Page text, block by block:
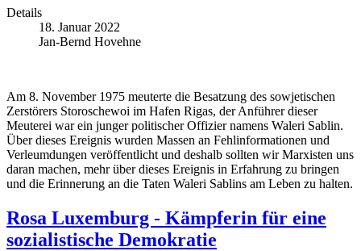
Details
18. Januar 2022
Jan-Bernd Hovehne
Am 8. November 1975 meuterte die Besatzung des sowjetischen
Zerstörers Storoschewoi im Hafen Rigas, der Anführer dieser
Meuterei war ein junger politischer Offizier namens Waleri Sablin.
Über dieses Ereignis wurden Massen an Fehlinformationen und
Verleumdungen veröffentlicht und deshalb sollten wir Marxisten uns
daran machen, mehr über dieses Ereignis in Erfahrung zu bringen
und die Erinnerung an die Taten Waleri Sablins am Leben zu halten.
Rosa Luxemburg - Kämpferin für eine
sozialistische Demokratie